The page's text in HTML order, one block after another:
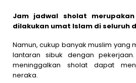
Jam jadwal sholat
dilakukan umat Islam di seluruh
Namun, cukup banyak muslim yang
lantaran sibuk dengan
meninggalkan sholat dapat
neraka.